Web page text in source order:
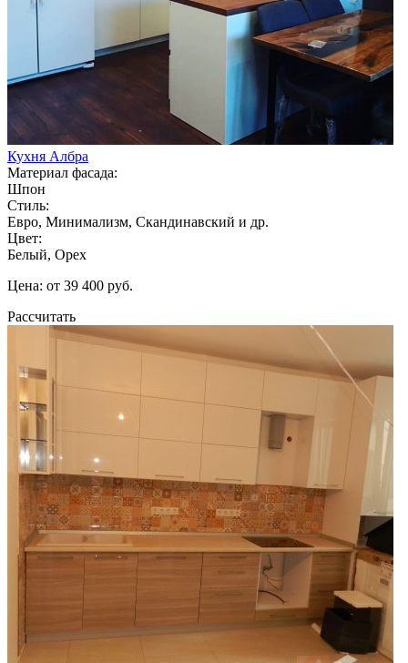
Кухня Албра
Материал фасада:
Шпон
Стиль:
Евро, Минимализм, Скандинавский и др.
Цвет:
Белый, Орех
Цена: от 39 400 руб.
Рассчитать